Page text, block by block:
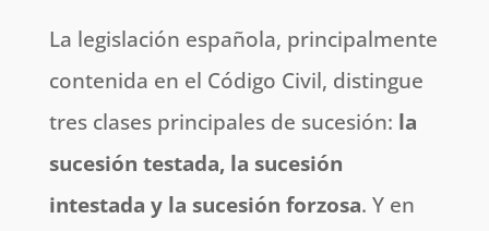
La legislación española, principalmente
contenida en el Código Civil, distingue
tres clases principales de sucesión: la
sucesión testada, la sucesión
intestada y la sucesión forzosa. Y en